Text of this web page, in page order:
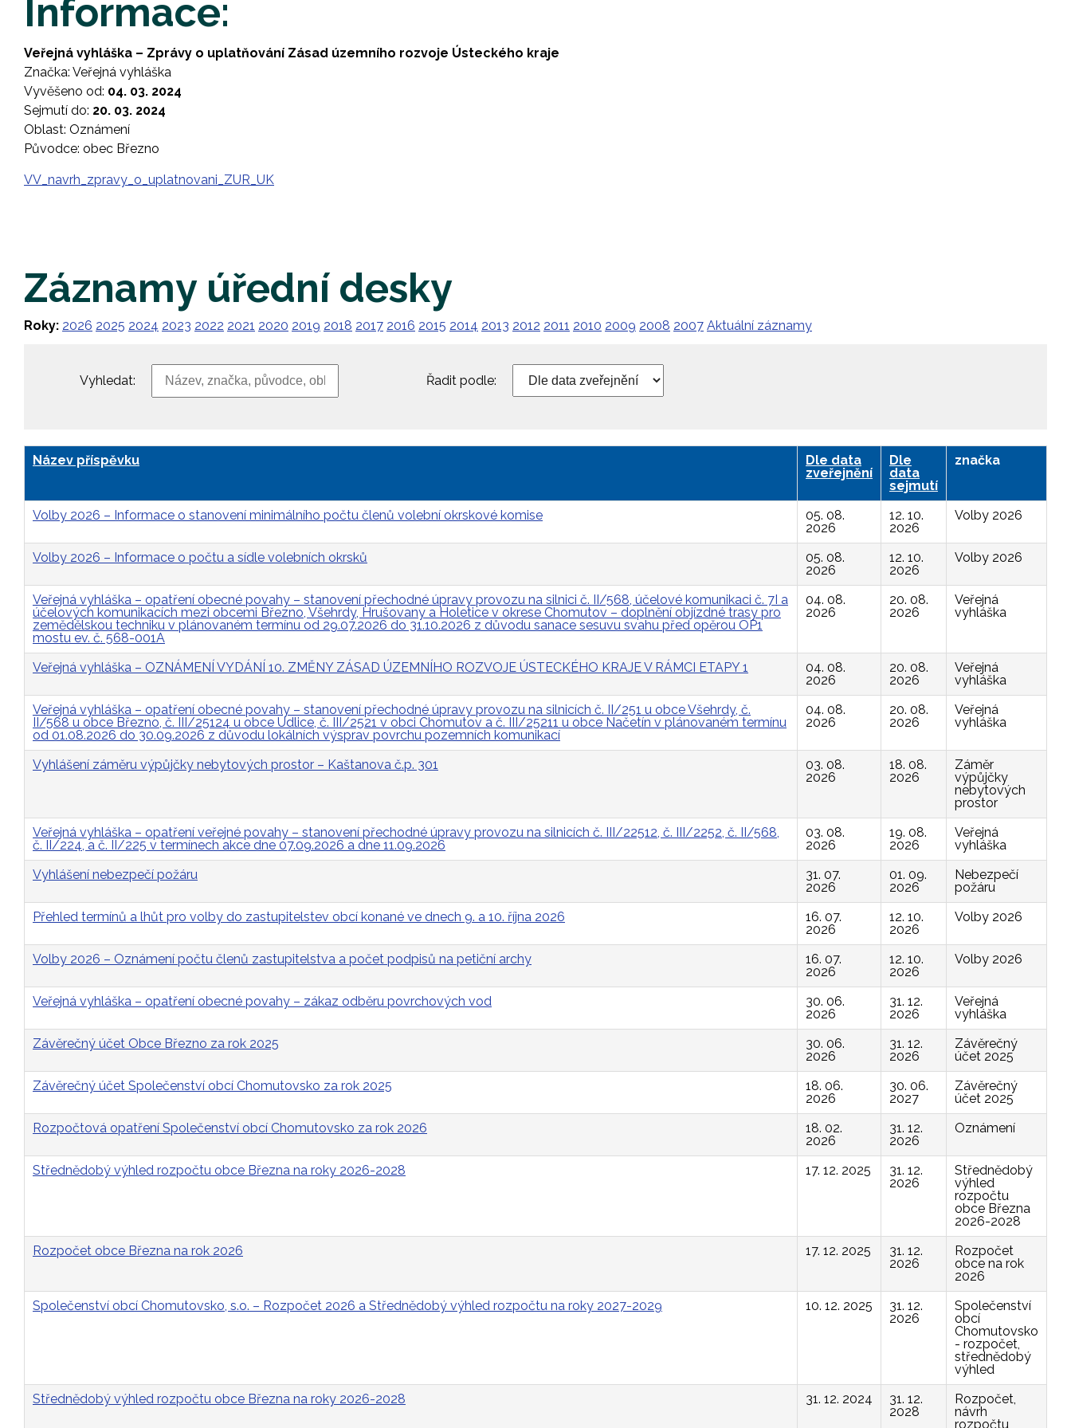
Informace:
Veřejná vyhláška – Zprávy o uplatňování Zásad územního rozvoje Ústeckého kraje
Značka: Veřejná vyhláška
Vyvěšeno od: 04. 03. 2024
Sejmutí do: 20. 03. 2024
Oblast: Oznámení
Původce: obec Březno
VV_navrh_zpravy_o_uplatnovani_ZUR_UK
Záznamy úřední desky
Roky: 2026 2025 2024 2023 2022 2021 2020 2019 2018 2017 2016 2015 2014 2013 2012 2011 2010 2009 2008 2007 Aktuální záznamy
Vyhledat: Řadit podle:
Název příspěvku
Dle data
zveřejnění
Dle
data
sejmutí
značka
Volby 2026 – Informace o stanovení minimálního počtu členů volební okrskové komise
05. 08.
2026
12. 10.
2026
Volby 2026
Volby 2026 – Informace o počtu a sídle volebních okrsků
05. 08.
2026
12. 10.
2026
Volby 2026
Veřejná vyhláška – opatření obecné povahy – stanovení přechodné úpravy provozu na silnici č. II/568, účelové komunikaci č. 7I a
účelových komunikacích mezi obcemi Březno, Všehrdy, Hrušovany a Holetice v okrese Chomutov – doplnění objízdné trasy pro
zemědělskou techniku v plánovaném termínu od 29.07.2026 do 31.10.2026 z důvodu sanace sesuvu svahu před opěrou OP1
mostu ev. č. 568-001A
04. 08.
2026
20. 08.
2026
Veřejná
vyhláška
Veřejná vyhláška – OZNÁMENÍ VYDÁNÍ 10. ZMĚNY ZÁSAD ÚZEMNÍHO ROZVOJE ÚSTECKÉHO KRAJE V RÁMCI ETAPY 1
04. 08.
2026
20. 08.
2026
Veřejná
vyhláška
Veřejná vyhláška – opatření obecné povahy – stanovení přechodné úpravy provozu na silnicích č. II/251 u obce Všehrdy, č.
II/568 u obce Březno, č. III/25124 u obce Údlice, č. III/2521 v obci Chomutov a č. III/25211 u obce Načetín v plánovaném termínu
od 01.08.2026 do 30.09.2026 z důvodu lokálních výsprav povrchu pozemních komunikací
04. 08.
2026
20. 08.
2026
Veřejná
vyhláška
Vyhlášení záměru výpůjčky nebytových prostor – Kaštanova č.p. 301
03. 08.
2026
18. 08.
2026
Záměr
výpůjčky
nebytových
prostor
Veřejná vyhláška – opatření veřejné povahy – stanovení přechodné úpravy provozu na silnicích č. III/22512, č. III/2252, č. II/568,
č. II/224, a č. II/225 v termínech akce dne 07.09.2026 a dne 11.09.2026
03. 08.
2026
19. 08.
2026
Veřejná
vyhláška
Vyhlášení nebezpečí požáru
31. 07.
2026
01. 09.
2026
Nebezpečí
požáru
Přehled termínů a lhůt pro volby do zastupitelstev obcí konané ve dnech 9. a 10. října 2026
16. 07.
2026
12. 10.
2026
Volby 2026
Volby 2026 – Oznámení počtu členů zastupitelstva a počet podpisů na petiční archy
16. 07.
2026
12. 10.
2026
Volby 2026
Veřejná vyhláška – opatření obecné povahy – zákaz odběru povrchových vod
30. 06.
2026
31. 12.
2026
Veřejná
vyhláška
Závěrečný účet Obce Březno za rok 2025
30. 06.
2026
31. 12.
2026
Závěrečný
účet 2025
Závěrečný účet Společenství obcí Chomutovsko za rok 2025
18. 06.
2026
30. 06.
2027
Závěrečný
účet 2025
Rozpočtová opatření Společenství obcí Chomutovsko za rok 2026
18. 02.
2026
31. 12.
2026
Oznámení
Střednědobý výhled rozpočtu obce Března na roky 2026-2028 17. 12. 2025
31. 12.
2026
Střednědobý
výhled
rozpočtu
obce Března
2026-2028
Rozpočet obce Března na rok 2026
17. 12. 2025
31. 12.
2026
Rozpočet
obce na rok
2026
Společenství obcí Chomutovsko, s.o. – Rozpočet 2026 a Střednědobý výhled rozpočtu na roky 2027-2029
10. 12. 2025
31. 12.
2026
Společenství
obcí
Chomutovsko
- rozpočet,
střednědobý
výhled
Střednědobý výhled rozpočtu obce Března na roky 2026-2028
31. 12. 2024
31. 12.
2028
Rozpočet,
návrh
rozpočtu